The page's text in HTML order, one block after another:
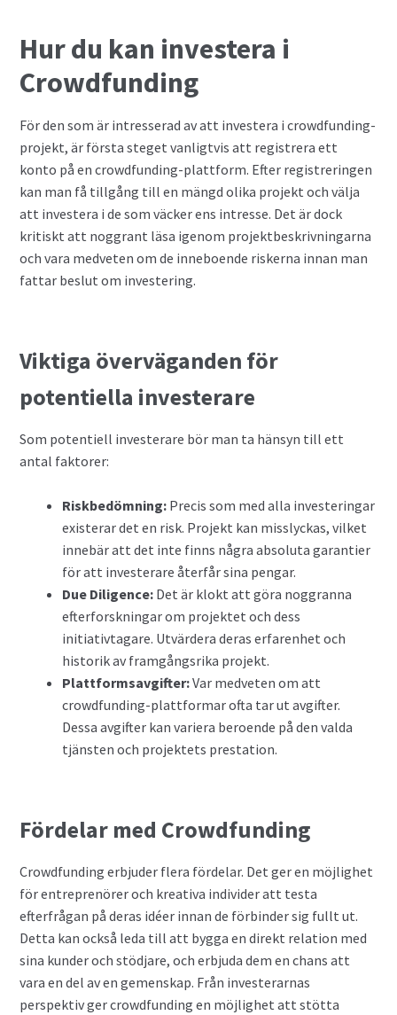
Hur du kan investera i
Crowdfunding
För den som är intresserad av att investera i crowdfunding-
projekt, är första steget vanligtvis att registrera ett
konto på en crowdfunding-plattform. Efter registreringen
kan man få tillgång till en mängd olika projekt och välja
att investera i de som väcker ens intresse. Det är dock
kritiskt att noggrant läsa igenom projektbeskrivningarna
och vara medveten om de inneboende riskerna innan man
fattar beslut om investering.
Viktiga överväganden för
potentiella investerare
Som potentiell investerare bör man ta hänsyn till ett
antal faktorer:
Riskbedömning: Precis som med alla investeringar
existerar det en risk. Projekt kan misslyckas, vilket
innebär att det inte finns några absoluta garantier
för att investerare återfår sina pengar.
Due Diligence: Det är klokt att göra noggranna
efterforskningar om projektet och dess
initiativtagare. Utvärdera deras erfarenhet och
historik av framgångsrika projekt.
Plattformsavgifter:Var medveten om att
crowdfunding-plattformar ofta tar ut avgifter.
Dessa avgifter kan variera beroende på den valda
tjänsten och projektets prestation.
Fördelar med Crowdfunding
Crowdfunding erbjuder flera fördelar. Det ger en möjlighet
för entreprenörer och kreativa individer att testa
efterfrågan på deras idéer innan de förbinder sig fullt ut.
Detta kan också leda till att bygga en direkt relation med
sina kunder och stödjare, och erbjuda dem en chans att
vara en del av en gemenskap. Från investerarnas
perspektiv ger crowdfunding en möjlighet att stötta